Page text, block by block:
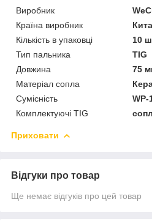
Виробник
Країна виробник
Кількість в упаковці
10
Тип пальника
TIG
Довжина
75
Матеріал сопла
Сумісність
WP-
Комплектуючі TIG
Приховати
Відгуки про товар
Ще немає відгуків про цей товар